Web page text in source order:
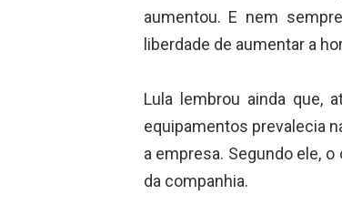
aumentou. E nem
liberdade de aumentar a
Lula lembrou ainda que,
equipamentos prevalecia
a empresa. Segundo ele,
da companhia.